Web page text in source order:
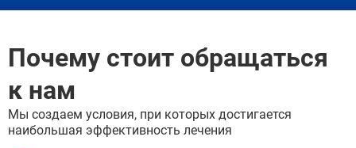
Почему стоит обращаться
к нам
Мы создаем условия, при которых достигается
наибольшая эффективность лечения
Люберцы
Ногинск
Орехово-Зуево
Подольск
Пушкино